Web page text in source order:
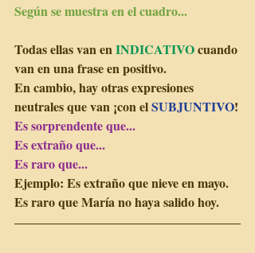
Según se muestra en el cuadro...
Todas ellas van en INDICATIVO cuando
van en una frase en positivo.
En cambio, hay otras expresiones
neutrales que van ¡con el SUBJUNTIVO!
Es sorprendente que...
Es extraño que...
Es raro que...
Ejemplo: Es extraño que nieve en mayo.
Es raro que María no haya salido hoy.